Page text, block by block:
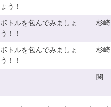
ょう！
ボトルを包んでみましょ
う！！
杉崎
ボトルを包んでみましょ
う！！
杉崎
関